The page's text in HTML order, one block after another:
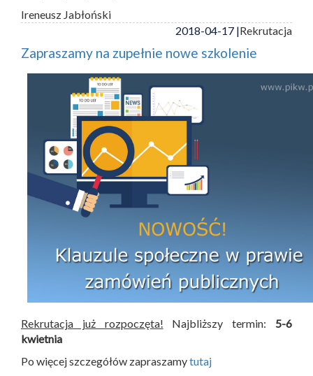
Ireneusz Jabłoński
2018-04-17 |Rekrutacja
Zapraszamy na zupełnie nowe szkolenie
Rekrutacja już rozpoczęta! Najbliższy termin: 5-6
kwietnia
Po więcej szczegółów zapraszamytutaj